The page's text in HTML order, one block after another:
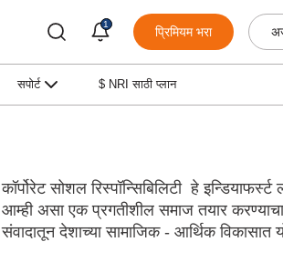
1
प्रिमियम भरा
सपोर्ट $ NRI साठी प्लान
कॉर्पोरेट सोशल रिस्पॉन्सिबिलिटी हे
आम्ही असा एक प्रगतीशील समाज तयार
संवादातून देशाच्या सामाजिक - आर्थिक विकासात